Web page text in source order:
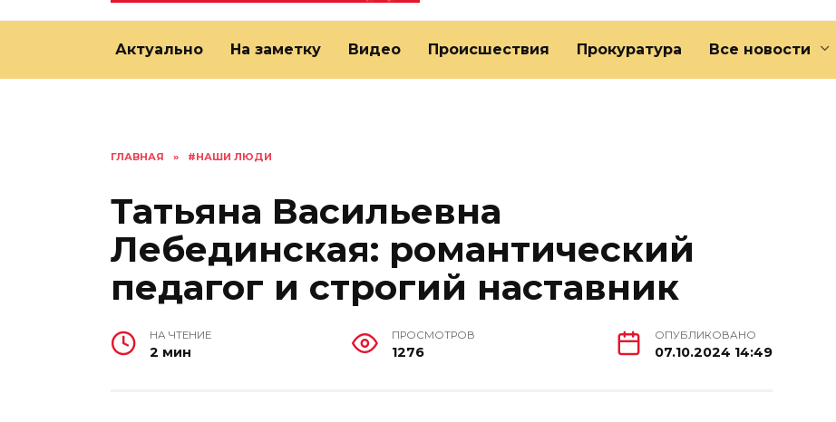
Актуально На заметку Видео Происшествия Прокуратура Все новости
ГЛАВНАЯ » #НАШИ ЛЮДИ
Татьяна Васильевна
Лебединская: романтический
педагог и строгий наставник
НА ЧТЕНИЕ
2 мин
ПРОСМОТРОВ
1276
ОПУБЛИКОВАНО
07.10.2024 14:49